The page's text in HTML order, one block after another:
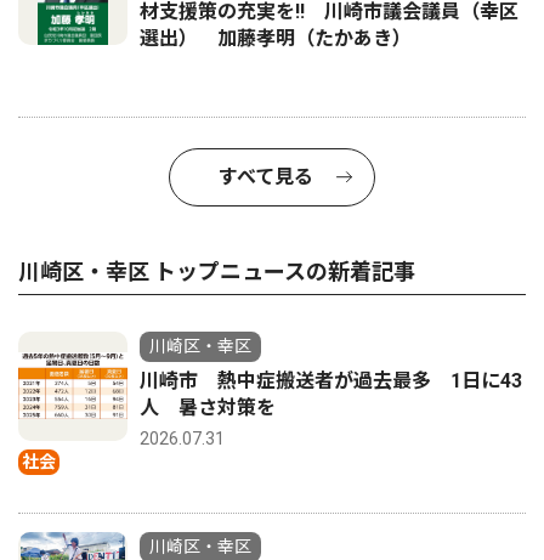
材支援策の充実を!! 川崎市議会議員（幸区
選出） 加藤孝明（たかあき）
すべて見る
川崎区・幸区 トップニュースの新着記事
社会
川崎区・幸区
川崎市 熱中症搬送者が過去最多 1日に43
人 暑さ対策を
2026.07.31
川崎区・幸区